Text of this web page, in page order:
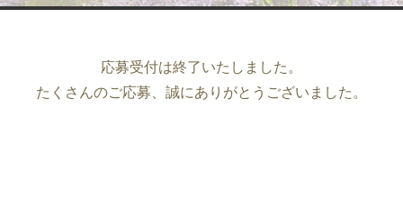
応募受付は終了いたしました。
たくさんのご応募、誠にありがとうございました。